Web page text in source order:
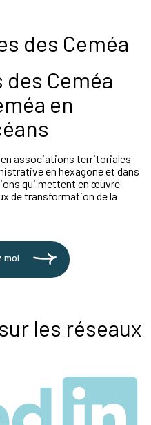
des Ceméa
Ceméa
en
en associations territoriales
en hexagone et dans
qui mettent en œuvre
de transformation de la
moi
les réseaux